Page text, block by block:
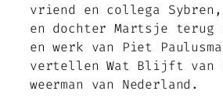
vriend en collega Sybren,
en dochter Martsje terug
en werk van Piet
vertellen Wat Blijft van
weerman van Nederland.